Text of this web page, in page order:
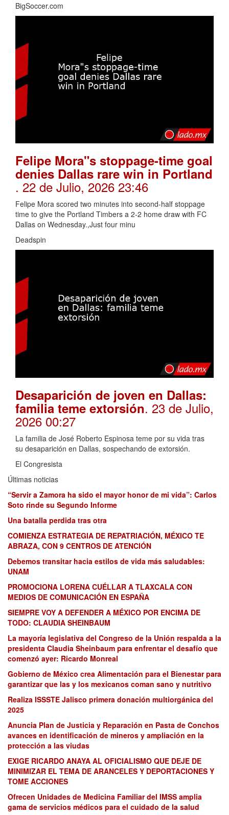
BigSoccer.com
Felipe Mora"s stoppage-time goal
denies Dallas rare win in Portland
. 22 de Julio, 2026 23:46
Felipe Mora scored two minutes into second-half stoppage
time to give the Portland Timbers a 2-2 home draw with FC
Dallas on Wednesday.,Just four minu
Deadspin
Desaparición de joven en Dallas:
familia teme extorsión. 23 de Julio,
2026 00:27
La familia de José Roberto Espinosa teme por su vida tras
su desaparición en Dallas, sospechando de extorsión.
El Congresista
Últimas noticias
“Servir a Zamora ha sido el mayor honor de mi vida”: Carlos
Soto rinde su Segundo Informe
Una batalla perdida tras otra
COMIENZA ESTRATEGIA DE REPATRIACIÓN, MÉXICO TE
ABRAZA, CON 9 CENTROS DE ATENCIÓN
Debemos transitar hacia estilos de vida más saludables:
UNAM
PROMOCIONA LORENA CUÉLLAR A TLAXCALA CON
MEDIOS DE COMUNICACIÓN EN ESPAÑA
SIEMPRE VOY A DEFENDER A MÉXICO POR ENCIMA DE
TODO: CLAUDIA SHEINBAUM
La mayoría legislativa del Congreso de la Unión respalda a la
presidenta Claudia Sheinbaum para enfrentar el desafío que
comenzó ayer: Ricardo Monreal
Gobierno de México crea Alimentación para el Bienestar para
garantizar que las y los mexicanos coman sano y nutritivo
Realiza ISSSTE Jalisco primera donación multiorgánica del
2025
Anuncia Plan de Justicia y Reparación en Pasta de Conchos
avances en identificación de mineros y ampliación en la
protección a las viudas
EXIGE RICARDO ANAYA AL OFICIALISMO QUE DEJE DE
MINIMIZAR EL TEMA DE ARANCELES Y DEPORTACIONES Y
TOME ACCIONES
Ofrecen Unidades de Medicina Familiar del IMSS amplia
gama de servicios médicos para el cuidado de la salud